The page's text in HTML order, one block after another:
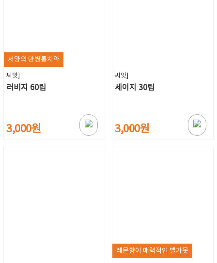
서양의 만병통치약
씨앗]
러비지 60립
3,000원
씨앗]
세이지 30립
3,000원
레몬향이 매력적인 벨가못